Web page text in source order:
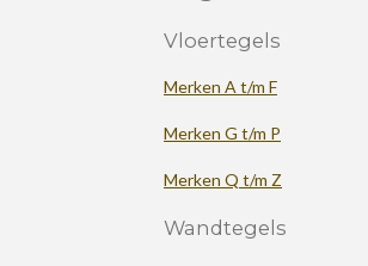
Vloertegels
Merken A t/m F
Merken G t/m P
Merken Q t/m Z
Wandtegels